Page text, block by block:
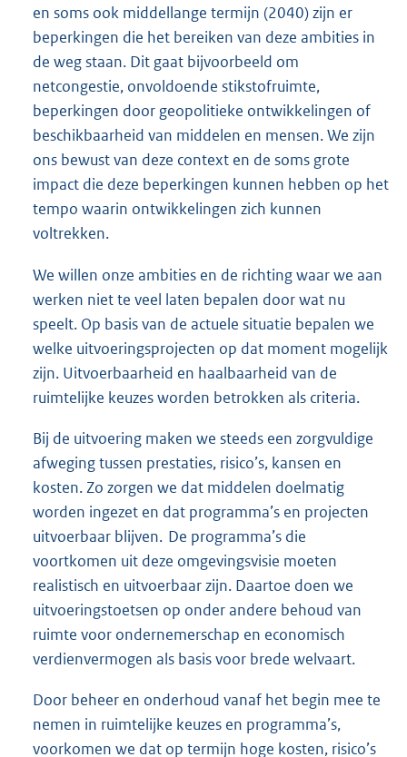
en soms ook middellange termijn (2040) zijn er
beperkingen die het bereiken van deze ambities in
de weg staan. Dit gaat bijvoorbeeld om
netcongestie, onvoldoende stikstofruimte,
beperkingen door geopolitieke ontwikkelingen of
beschikbaarheid van middelen en mensen. We zijn
ons bewust van deze context en de soms grote
impact die deze beperkingen kunnen hebben op het
tempo waarin ontwikkelingen zich kunnen
voltrekken.
We willen onze ambities en de richting waar we aan
werken niet te veel laten bepalen door wat nu
speelt. Op basis van de actuele situatie bepalen we
welke uitvoeringsprojecten op dat moment mogelijk
zijn. Uitvoerbaarheid en haalbaarheid van de
ruimtelijke keuzes worden betrokken als criteria.
Bij de uitvoering maken we steeds een zorgvuldige
afweging tussen prestaties, risico’s, kansen en
kosten. Zo zorgen we dat middelen doelmatig
worden ingezet en dat programma’s en projecten
uitvoerbaar blijven. De programma’s die
voortkomen uit deze omgevingsvisie moeten
realistisch en uitvoerbaar zijn. Daartoe doen we
uitvoeringstoetsen op onder andere behoud van
ruimte voor ondernemerschap en economisch
verdienvermogen als basis voor brede welvaart.
Door beheer en onderhoud vanaf het begin mee te
nemen in ruimtelijke keuzes en programma’s,
voorkomen we dat op termijn hoge kosten, risico’s